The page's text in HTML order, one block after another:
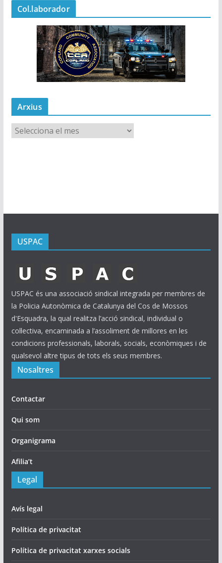
Col.laborador
Arxius
USPAC
USPAC és una associació sindical integrada per membres de
la Policia Autonòmica de Catalunya del Cos de Mossos
d'Esquadra, la qual realitza l’acció sindical, individual o
col·lectiva, encaminada a l’assoliment de millores en les
condicions professionals, laborals, socials, econòmiques i de
qualsevol altre tipus de tots els seus membres.
Nosaltres
Contactar
Qui som
Organigrama
Afilia’t
Legal
Avís legal
Política de privacitat
Política de privacitat xarxes socials